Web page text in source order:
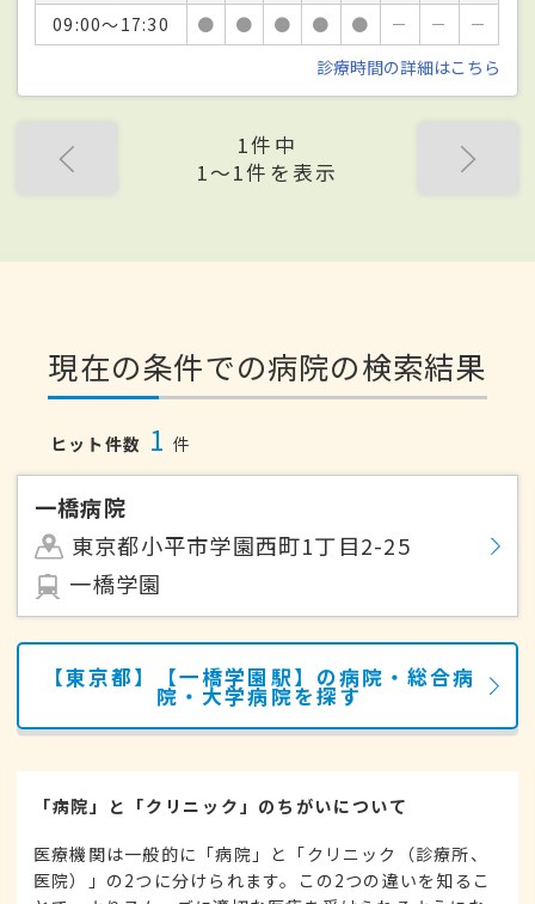
09:00～17:30
● ● ● ● ● － －
－
診療時間の詳細はこちら
1件中
1〜1件を表示
現在の条件での病院の検索結果
ヒット件数 1 件
一橋病院
東京都小平市学園西町1丁目2-25
一橋学園
【東京都】【一橋学園駅】の病院・総合病
院・大学病院を探す
「病院」と「クリニック」のちがいについて
医療機関は一般的に「病院」と「クリニック（診療所、
医院）」の2つに分けられます。この2つの違いを知るこ